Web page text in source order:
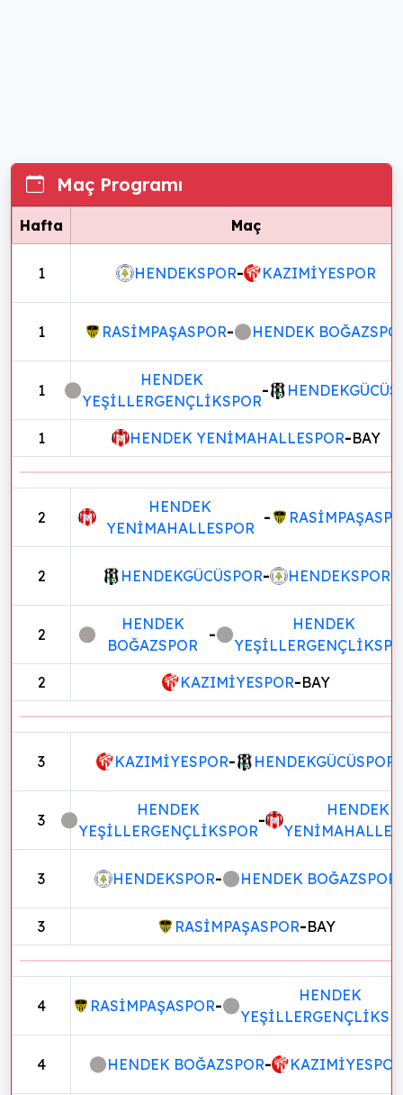
Maç Programı
Hafta Maç
1 HENDEKSPOR- KAZIMİYESPOR
1 RASİMPAŞASPOR- HENDEK
1
HENDEK
YEŞİLLERGENÇLİKSPOR
-
1 HENDEK YENİMAHALLESPOR-BAY
2
HENDEK
YENİMAHALLESPOR
-
2 HENDEKGÜCÜSPOR- HENDEKSPOR
2
HENDEK
BOĞAZSPOR
-
HENDEK
2 KAZIMİYESPOR-BAY
3 KAZIMİYESPOR- HENDEKGÜCÜSPOR
3
HENDEK
YEŞİLLERGENÇLİKSPOR
-
HENDEK
3 HENDEKSPOR- HENDEK BOĞAZSPOR
3 RASİMPAŞASPOR-BAY
4 RASİMPAŞASPOR-
HENDEK
4 HENDEK BOĞAZSPOR- KAZIMİYESPOR